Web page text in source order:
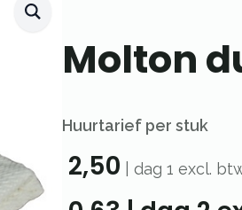
Molton
Huurtarief per stuk
2,50 dag 1 excl.